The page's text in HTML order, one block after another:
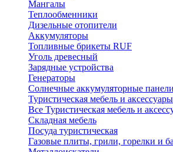
Мангалы
Теплообменники
Дизельные отопители
Аккумуляторы
Топливные брикеты RUF
Уголь древесный
Зарядные устройства
Генераторы
Солнечные аккумуляторные панели
Туристическая мебель и аксессуары
Все Туристическая мебель и
Складная мебель
Посуда туристическая
Газовые плиты, грили, горелки и